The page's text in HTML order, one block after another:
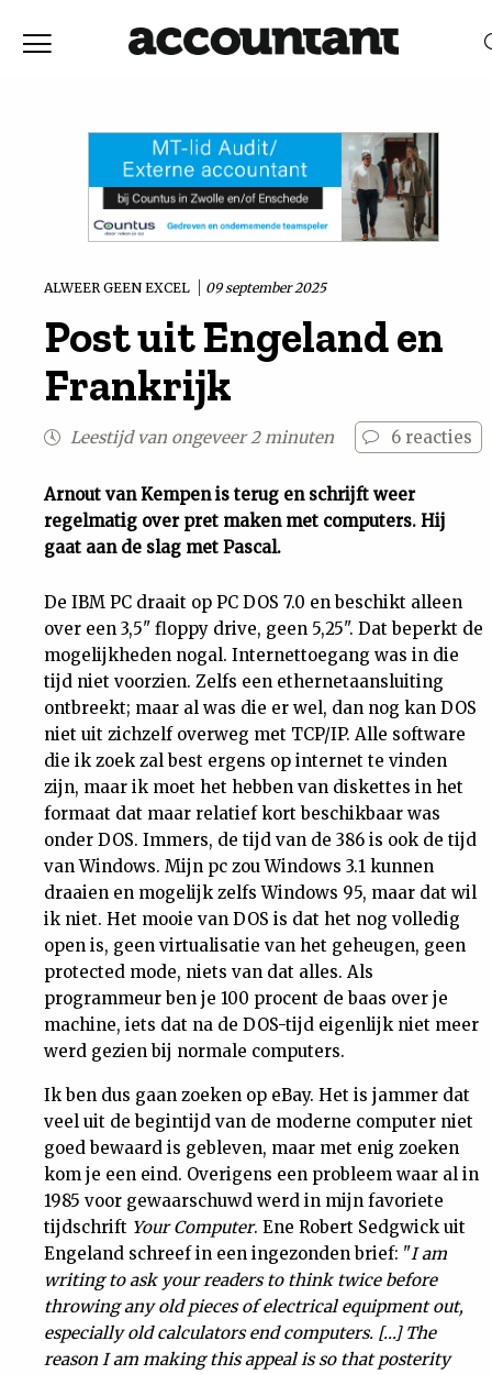
Discussie
Vaktechniek
Achtergrond
Uit
Feiten
Cijfers
Tuchtrecht
Magazine
Podcast
Dossiers
Nieuwsbrief
ALWEER GEEN EXCEL 09 september 2025
Post uit Engeland en
Frankrijk
Leestijd van ongeveer 2 minuten 6 reacties
Arnout van Kempen is terug en schrijft weer
regelmatig over pret maken met computers. Hij
gaat aan de slag met Pascal.
De IBM PC draait op PC DOS 7.0 en beschikt alleen
over een 3,5" floppy drive, geen 5,25". Dat beperkt de
mogelijkheden nogal. Internettoegang was in die
tijd niet voorzien. Zelfs een ethernetaansluiting
ontbreekt; maar al was die er wel, dan nog kan DOS
niet uit zichzelf overweg met TCP/IP. Alle software
die ik zoek zal best ergens op internet te vinden
zijn, maar ik moet het hebben van diskettes in het
formaat dat maar relatief kort beschikbaar was
onder DOS. Immers, de tijd van de 386 is ook de tijd
van Windows. Mijn pc zou Windows 3.1 kunnen
draaien en mogelijk zelfs Windows 95, maar dat wil
ik niet. Het mooie van DOS is dat het nog volledig
open is, geen virtualisatie van het geheugen, geen
protected mode, niets van dat alles. Als
programmeur ben je 100 procent de baas over je
machine, iets dat na de DOS-tijd eigenlijk niet meer
werd gezien bij normale computers.
Ik ben dus gaan zoeken op eBay. Het is jammer dat
veel uit de begintijd van de moderne computer niet
goed bewaard is gebleven, maar met enig zoeken
kom je een eind. Overigens een probleem waar al in
1985 voor gewaarschuwd werd in mijn favoriete
tijdschrift Your Computer. Ene Robert Sedgwick uit
Engeland schreef in een ingezonden brief: "I am
writing to ask your readers to think twice before
throwing any old pieces of electrical equipment out,
especially old calculators end computers. […] The
reason I am making this appeal is so that posterity
RELEVANTIEDATUM